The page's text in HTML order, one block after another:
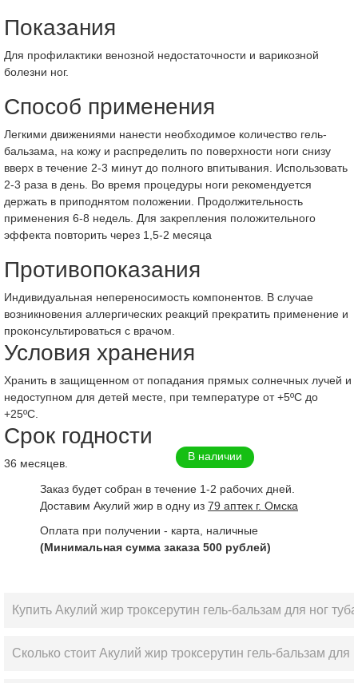
Показания
Для профилактики венозной недостаточности и варикозной
болезни ног.
Способ применения
Легкими движениями нанести необходимое количество гель-
бальзама, на кожу и распределить по поверхности ноги снизу
вверх в течение 2-3 минут до полного впитывания. Использовать
2-3 раза в день. Во время процедуры ноги рекомендуется
держать в приподнятом положении. Продолжительность
применения 6-8 недель. Для закрепления положительного
эффекта повторить через 1,5-2 месяца
Противопоказания
Индивидуальная непереносимость компонентов. В случае
возникновения аллергических реакций прекратить применение и
проконсультироваться с врачом.
Условия хранения
Хранить в защищенном от попадания прямых солнечных лучей и
недоступном для детей месте, при температуре от +5ºС до
+25ºС.
Срок годности
36 месяцев.
В наличии
Заказ будет собран в течение 1-2 рабочих дней.
Доставим Акулий жир в одну из 79 аптек г. Омска
Оплата при получении - карта, наличные
(Минимальная сумма заказа 500 рублей)
Купить Акулий жир троксерутин гель-бальзам для ног
Сколько стоит Акулий жир троксерутин гель-бальзам